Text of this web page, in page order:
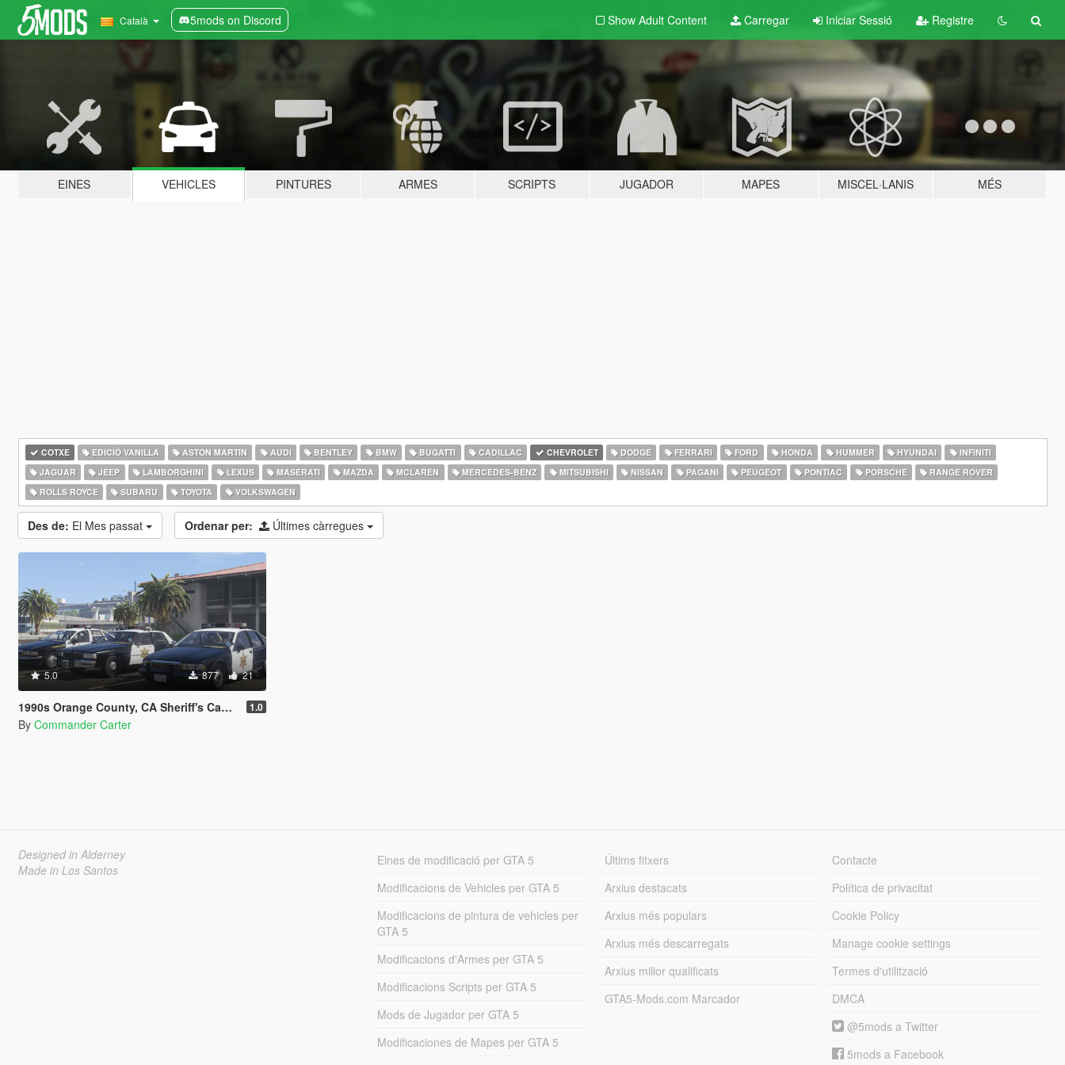
Català 5mods on Discord Show Adult Content Carregar Iniciar Sessió Registre
EINES VEHICLES PINTURES ARMES SCRIPTS JUGADOR MAPES MISCEL·LANIS MÉS
COTXE EDICIÓ VANILLA ASTON MARTIN AUDI BENTLEY BMW BUGATTI CADILLAC CHEVROLET DODGE FERRARI FORD HONDA HUMMER HYUNDAI
INFINITI
JAGUAR
JEEP LAMBORGHINI LEXUS MASERATI MAZDA MCLAREN MERCEDES-BENZ MITSUBISHI NISSAN PAGANI PEUGEOT PONTIAC PORSCHE
RANGE ROVER
ROLLS ROYCE
SUBARU TOYOTA VOLKSWAGEN
Des de: El Mes passat Ordenar per: Últimes càrregues
5.0 877 21
1990s Orange County, CA Sheriff's Caprice Minipack 1.0
By Commander Carter
Designed in Alderney
Made in Los Santos
Eines de modificació per GTA 5
Modificacions de Vehicles per GTA 5
Modificacions de pintura de vehicles per
GTA 5
Modificacions d'Armes per GTA 5
Modificacions Scripts per GTA 5
Mods de Jugador per GTA 5
Modificaciones de Mapes per GTA 5
Últims fitxers
Arxius destacats
Arxius més populars
Arxius més descarregats
Arxius millor qualificats
GTA5-Mods.com Marcador
Contacte
Política de privacitat
Cookie Policy
Manage cookie settings
Termes d'utilització
DMCA
@5mods a Twitter
5mods a Facebook